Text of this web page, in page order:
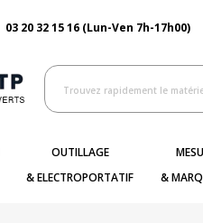
03 20 32 15 16 (Lun-Ven 7h-17h00)
OUTILLAGE
& ELECTROPORTATIF
&